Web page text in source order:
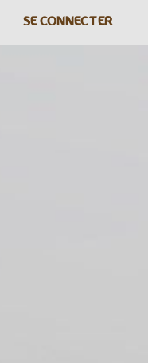
SE CONNECTER